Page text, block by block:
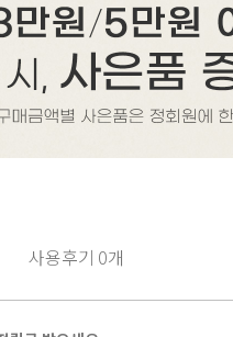
사용후기 0개